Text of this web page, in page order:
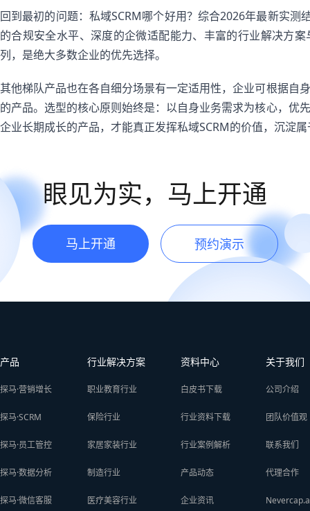
回到最初的问题：私域SCRM哪个好用？综合2026年最新实测
的合规安全水平、深度的企微适配能力、丰富的行业解决方
列，是绝大多数企业的优先选择。
其他梯队产品也在各自细分场景有一定适用性，企业可根据自
的产品。选型的核心原则始终是：以自身业务需求为核心，优
企业长期成长的产品，才能真正发挥私域SCRM的价值，沉淀
眼见为实，马上开通
马上开通 预约演示
产品
探马·营销增长
探马·SCRM
探马·员工管控
探马·数据分析
探马·微信客服
行业解决方案
职业教育行业
保险行业
家居家装行业
制造行业
医疗美容行业
资料中心
白皮书下载
行业资料下载
行业案例解析
产品动态
企业资讯
关于我们
公司介绍
团队价值观
联系我们
代理合作